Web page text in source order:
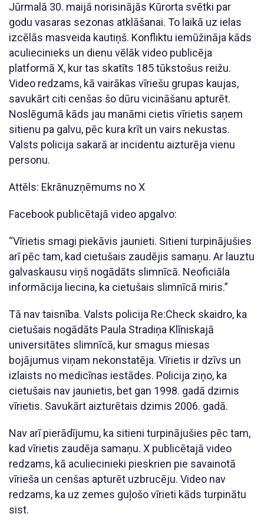
Jūrmalā 30. maijā norisinājās Kūrorta svētki par
godu vasaras sezonas atklāšanai. To laikā uz ielas
izcēlās masveida kautiņš. Konfliktu iemūžināja kāds
aculiecinieks un dienu vēlāk video publicēja
platformā X, kur tas skatīts 185 tūkstošus reižu.
Video redzams, kā vairākas vīriešu grupas kaujas,
savukārt citi cenšas šo dūru vicināšanu apturēt.
Noslēgumā kāds jau manāmi cietis vīrietis saņem
sitienu pa galvu, pēc kura krīt un vairs nekustas.
Valsts policija sakarā ar incidentu aizturēja vienu
personu.
Attēls: Ekrānuzņēmums no X
Facebook publicētajā video apgalvo:
“Vīrietis smagi piekāvis jaunieti. Sitieni turpinājušies
arī pēc tam, kad cietušais zaudējis samaņu. Ar lauztu
galvaskausu viņš nogādāts slimnīcā. Neoficiāla
informācija liecina, ka cietušais slimnīcā miris.”
Tā nav taisnība. Valsts policija Re:Check skaidro, ka
cietušais nogādāts Paula Stradiņa Klīniskajā
universitātes slimnīcā, kur smagus miesas
bojājumus viņam nekonstatēja. Vīrietis ir dzīvs un
izlaists no medicīnas iestādes. Policija ziņo, ka
cietušais nav jaunietis, bet gan 1998. gadā dzimis
vīrietis. Savukārt aizturētais dzimis 2006. gadā.
Nav arī pierādījumu, ka sitieni turpinājušies pēc tam,
kad vīrietis zaudēja samaņu. X publicētajā video
redzams, kā aculiecinieki pieskrien pie savainotā
vīrieša un cenšas apturēt uzbrucēju. Video nav
redzams, ka uz zemes guļošo vīrieti kāds turpinātu
sist.